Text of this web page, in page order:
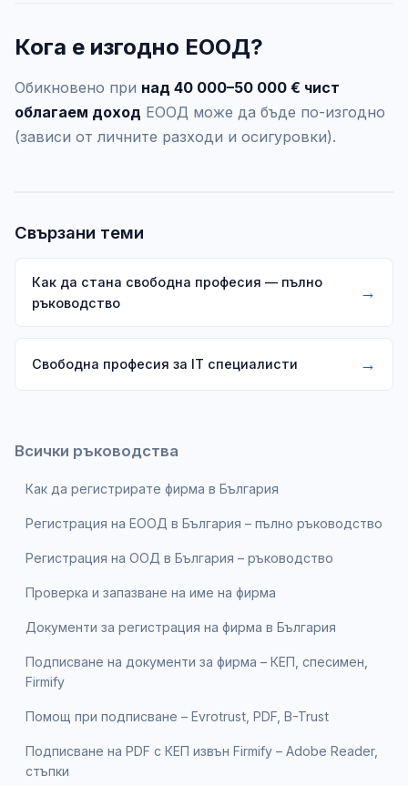
Кога е изгодно ЕООД?
Обикновено при над 40 000–50 000 € чист
облагаем доход ЕООД може да бъде по-изгодно
(зависи от личните разходи и осигуровки).
Свързани теми
Как да стана свободна професия — пълно
ръководство
→
Свободна професия за IT специалисти →
Всички ръководства
Как да регистрирате фирма в България
Регистрация на ЕООД в България – пълно ръководство
Регистрация на ООД в България – ръководство
Проверка и запазване на име на фирма
Документи за регистрация на фирма в България
Подписване на документи за фирма – КЕП, спесимен,
Firmify
Помощ при подписване – Evrotrust, PDF, B-Trust
Подписване на PDF с КЕП извън Firmify – Adobe Reader,
стъпки